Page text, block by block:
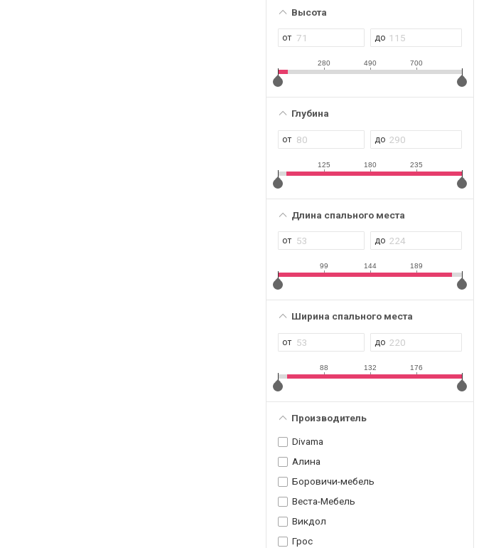
Высота
280 490 700
Глубина
125 180 235
Длина спального места
99 144 189
Ширина спального места
88 132 176
Производитель
Divama
Алина
Боровичи-мебель
Веста-Мебель
Викдол
Грос